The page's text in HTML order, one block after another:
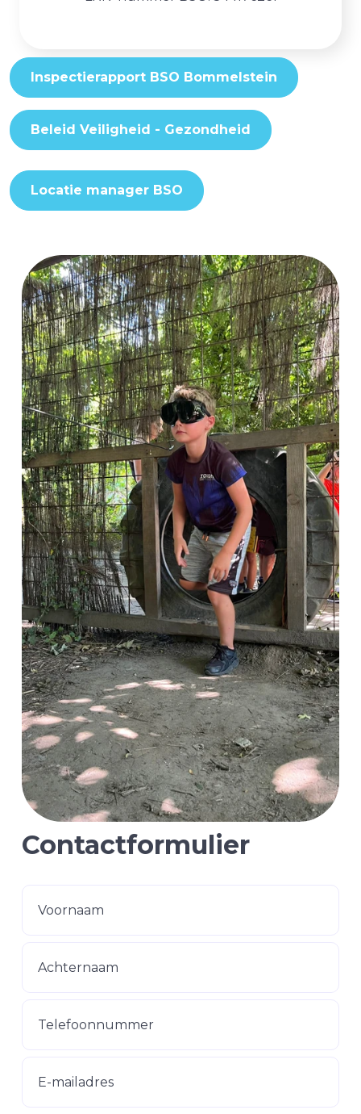
Inspectierapport BSO Bommelstein
Beleid Veiligheid - Gezondheid
Locatie manager BSO
Contactformulier
Voornaam
Achternaam
Telefoonnummer
E-mailadres